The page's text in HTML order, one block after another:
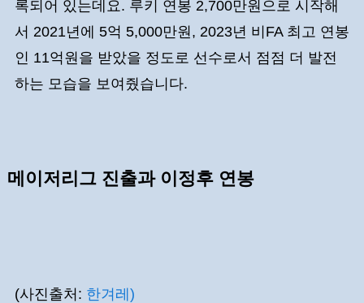
록되어 있는데요. 루키 연봉 2,700만원으로 시작해
서 2021년에 5억 5,000만원, 2023년 비FA 최고 연봉
인 11억원을 받았을 정도로 선수로서 점점 더 발전
하는 모습을 보여줬습니다.
메이저리그 진출과 이정후 연봉
(사진출처: 한겨레)